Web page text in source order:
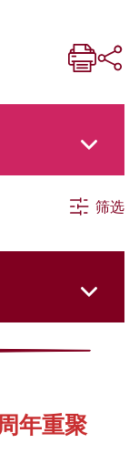
筛选
年重聚